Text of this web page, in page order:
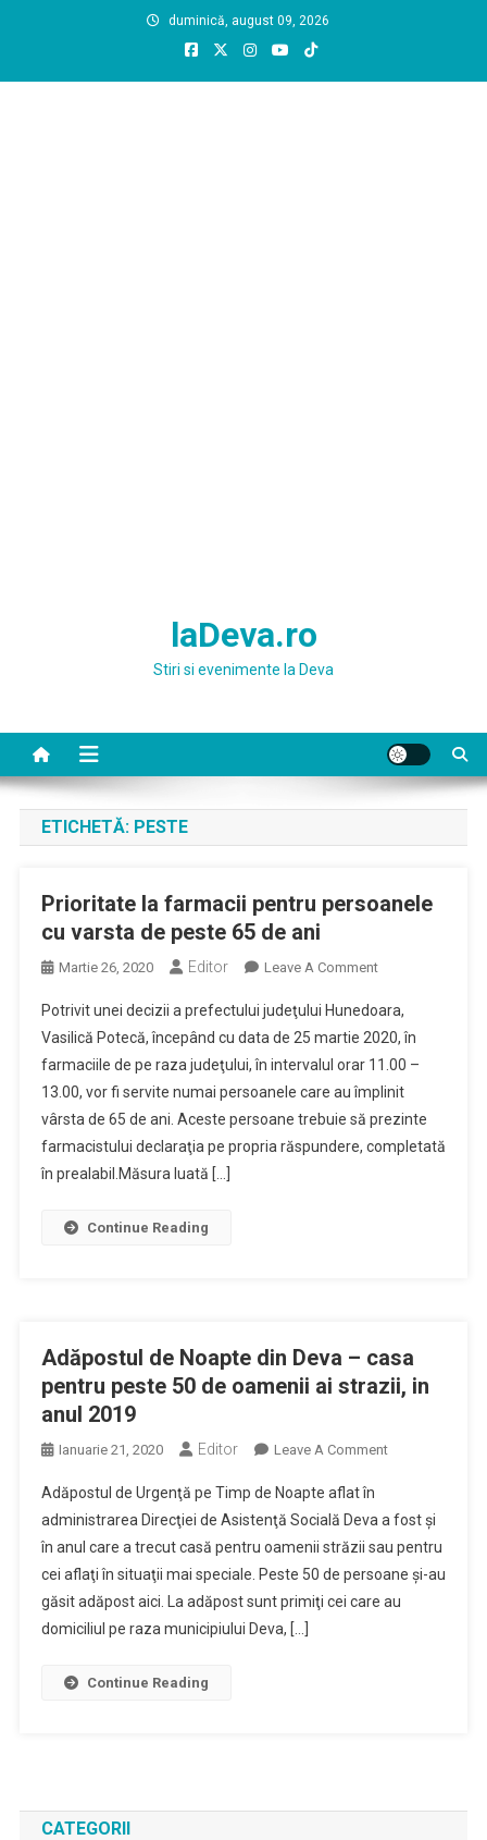
duminică, august 09, 2026
laDeva.ro
Stiri si evenimente la Deva
ETICHETĂ: PESTE
Prioritate la farmacii pentru persoanele
cu varsta de peste 65 de ani
Martie 26, 2020 Editor Leave A CommentOn
La
Farmacii
Pentru
Persoanele
Cu
Varsta
Potrivit unei decizii a prefectului judeţului Hunedoara,
Vasilică Potecă, începând cu data de 25 martie 2020, în
farmaciile de pe raza judeţului, în intervalul orar 11.00 –
13.00, vor fi servite numai persoanele care au împlinit
vârsta de 65 de ani. Aceste persoane trebuie să prezinte
farmacistului declaraţia pe propria răspundere, completată
în prealabil.Măsura luată […]
Continue Reading
Adăpostul de Noapte din Deva – casa
pentru peste 50 de oamenii ai strazii, in
anul 2019
Ianuarie 21, 2020 Editor Leave A CommentOn
Noapte
Din
Deva
–
Adăpostul de Urgenţă pe Timp de Noapte aflat în
administrarea Direcţiei de Asistenţă Socială Deva a fost şi
în anul care a trecut casă pentru oamenii străzii sau pentru
cei aflaţi în situaţii mai speciale. Peste 50 de persoane şi-au
găsit adăpost aici. La adăpost sunt primiţi cei care au
domiciliul pe raza municipiului Deva, […]
Continue Reading
CATEGORII